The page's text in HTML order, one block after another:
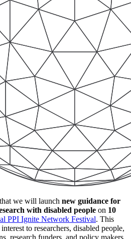
we will launch new guidance for
with disabled people on 10
PPI Ignite Network Festival. This
to researchers, disabled people,
research funders, and policy makers.